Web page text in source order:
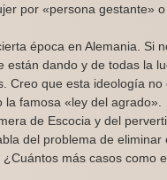
por «persona gestante»
época en Alemania. Si
están dando y de todas la
Creo que esta ideología no
famosa «ley del agrado».
de Escocia y del
del problema de eliminar
más casos como